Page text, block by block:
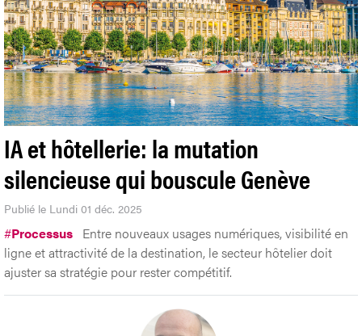
IA et hôtellerie: la mutation
silencieuse qui bouscule Genève
Publié le Lundi 01 déc. 2025
#Processus Entre nouveaux usages numériques, visibilité en
ligne et attractivité de la destination, le secteur hôtelier doit
ajuster sa stratégie pour rester compétitif.